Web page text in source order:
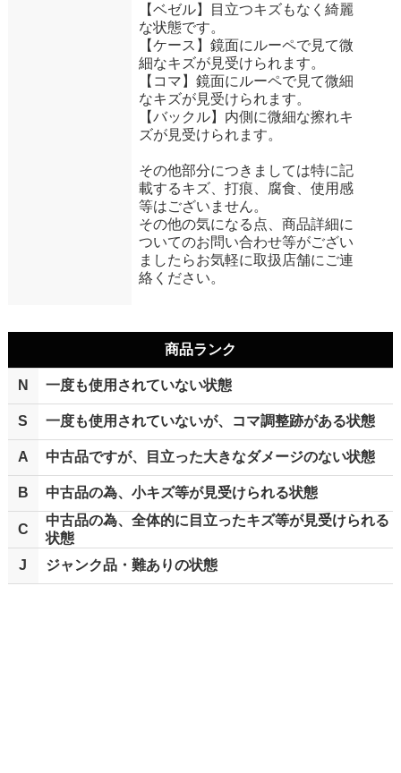
【ベゼル】目立つキズもなく綺麗
な状態です。
【ケース】鏡面にルーペで見て微
細なキズが見受けられます。
【コマ】鏡面にルーペで見て微細
なキズが見受けられます。
【バックル】内側に微細な擦れキ
ズが見受けられます。
その他部分につきましては特に記
載するキズ、打痕、腐食、使用感
等はございません。
その他の気になる点、商品詳細に
ついてのお問い合わせ等がござい
ましたらお気軽に取扱店舗にご連
絡ください。
商品ランク
N 一度も使用されていない状態
S 一度も使用されていないが、コマ調整跡がある状態
A 中古品ですが、目立った大きなダメージのない状態
B 中古品の為、小キズ等が見受けられる状態
C
中古品の為、全体的に目立ったキズ等が見受けられる
状態
J
ジャンク品・難ありの状態